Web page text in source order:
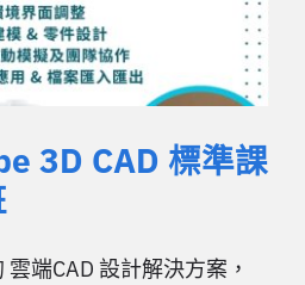
3D CAD 標準課
端CAD 設計解決方案，